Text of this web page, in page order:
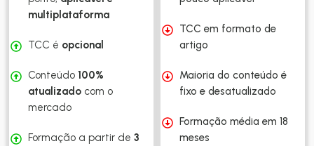
multiplataforma
TCC é opcional
Conteúdo 100%
atualizado com o
mercado
Formação a partir de 3
TCC em formato de
artigo
Maioria do conteúdo é
fixo e desatualizado
Formação média em 18
meses